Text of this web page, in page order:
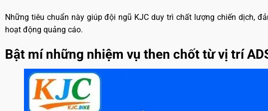
Những tiêu chuẩn này giúp đội ngũ KJC duy trì chất lượng chiến dịch,
hoạt động quảng cáo.
Bật mí những nhiệm vụ then chốt từ vị trí